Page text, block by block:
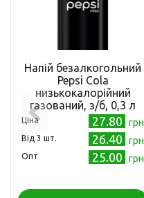
Напій безалкогольний
Pepsi Cola
низькокалорійний
газований, з/б, 0,3 л
(4823063112666)
Ціна 27.80 грн
Від 3 шт. 26.40 грн
Опт 25.00 грн